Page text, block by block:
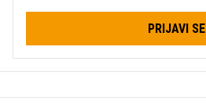
PRIJAVI SE